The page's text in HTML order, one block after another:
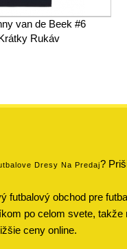
van de Beek #6
Rukáv
Dresy Na Predaj?
futbalový obchod pre
po celom svete,
ceny online.